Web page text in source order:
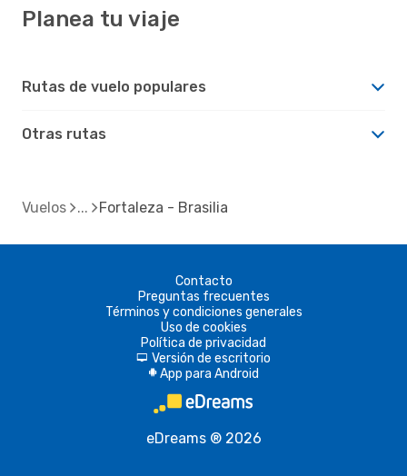
Planea tu viaje
Rutas de vuelo populares
Otras rutas
Vuelos Fortaleza - Brasilia
Contacto
Preguntas frecuentes
Términos y condiciones generales
Uso de cookies
Política de privacidad
d Versión de escritorio
A App para Android
eDreams ® 2026